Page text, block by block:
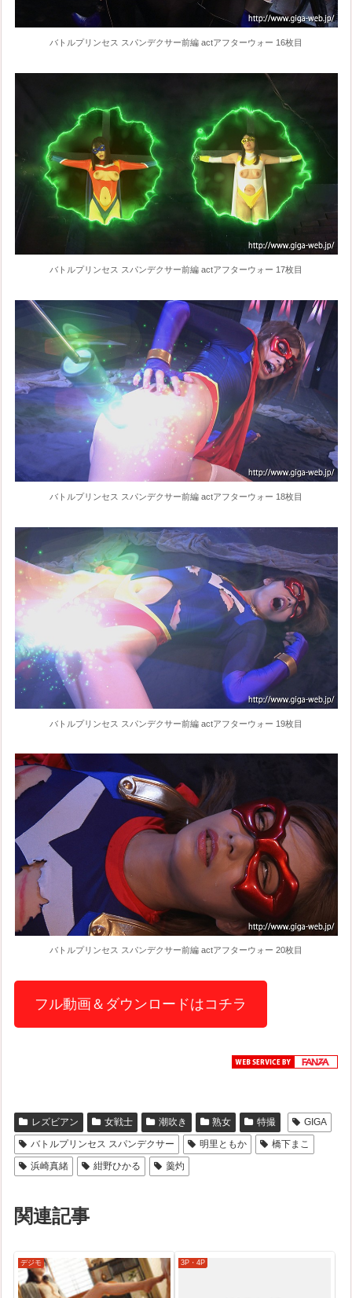
バトルプリンセス スパンデクサー前編 actアフターウォー 16枚目
バトルプリンセス スパンデクサー前編 actアフターウォー 17枚目
バトルプリンセス スパンデクサー前編 actアフターウォー 18枚目
バトルプリンセス スパンデクサー前編 actアフターウォー 19枚目
バトルプリンセス スパンデクサー前編 actアフターウォー 20枚目
フル動画＆ダウンロードはコチラ
レズビアン 女戦士 潮吹き 熟女 特撮
GIGA
バトルプリンセス スパンデクサー
明里ともか
橋下まこ
浜崎真緒
紺野ひかる 羹灼
関連記事
デジモ 3P・4P